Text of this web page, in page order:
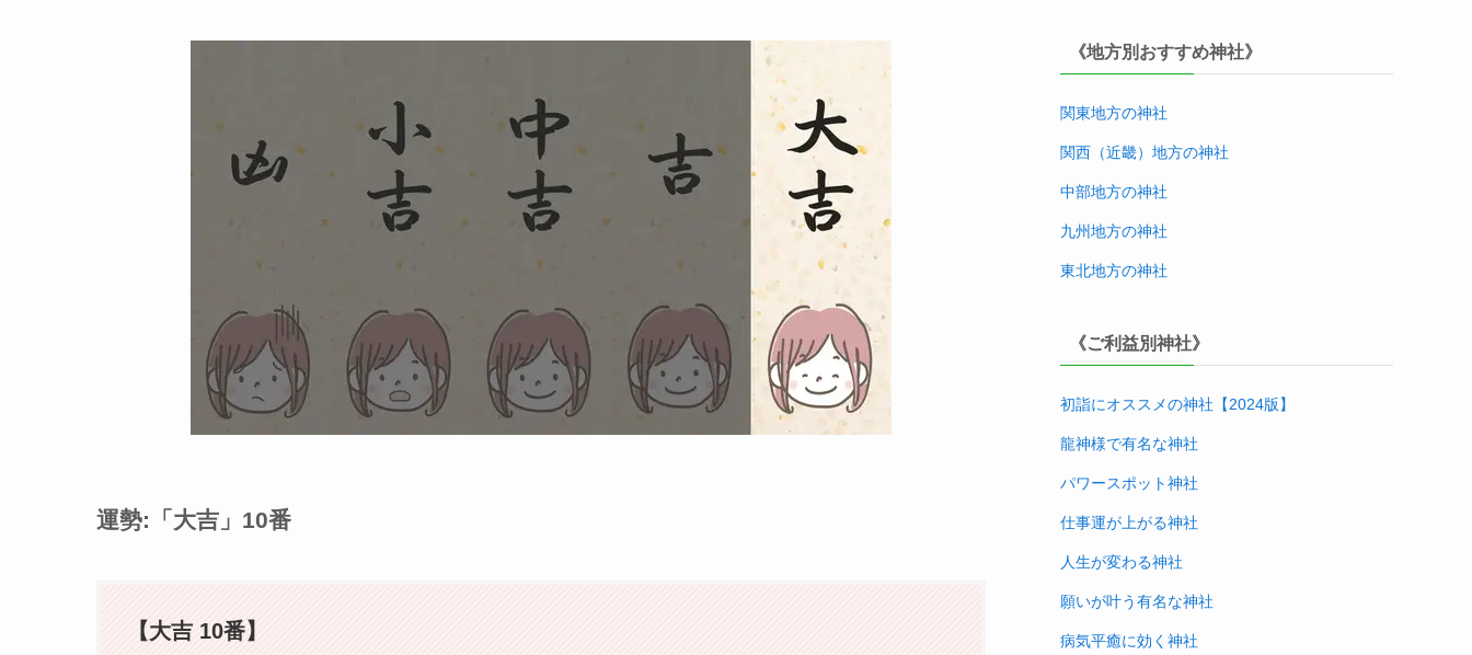
運勢:「大吉」10番
【大吉 10番】
《地方別おすすめ神社》
関東地方の神社
関西（近畿）地方の神社
中部地方の神社
九州地方の神社
東北地方の神社
《ご利益別神社》
初詣にオススメの神社【2024版】
龍神様で有名な神社
パワースポット神社
仕事運が上がる神社
人生が変わる神社
願いが叶う有名な神社
病気平癒に効く神社